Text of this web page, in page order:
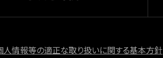
人情報等の適正な取り扱いに関する基本方針